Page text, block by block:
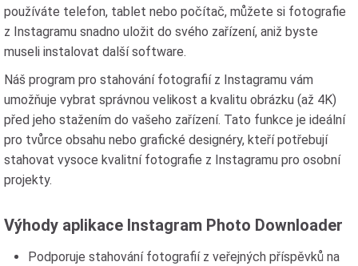
používáte telefon, tablet nebo počítač, můžete si fotografie
z Instagramu snadno uložit do svého zařízení, aniž byste
museli instalovat další software.
Náš program pro stahování fotografií z Instagramu vám
umožňuje vybrat správnou velikost a kvalitu obrázku (až 4K)
před jeho stažením do vašeho zařízení. Tato funkce je ideální
pro tvůrce obsahu nebo grafické designéry, kteří potřebují
stahovat vysoce kvalitní fotografie z Instagramu pro osobní
projekty.
Výhody aplikace Instagram Photo Downloader
Podporuje stahování fotografií z veřejných příspěvků na